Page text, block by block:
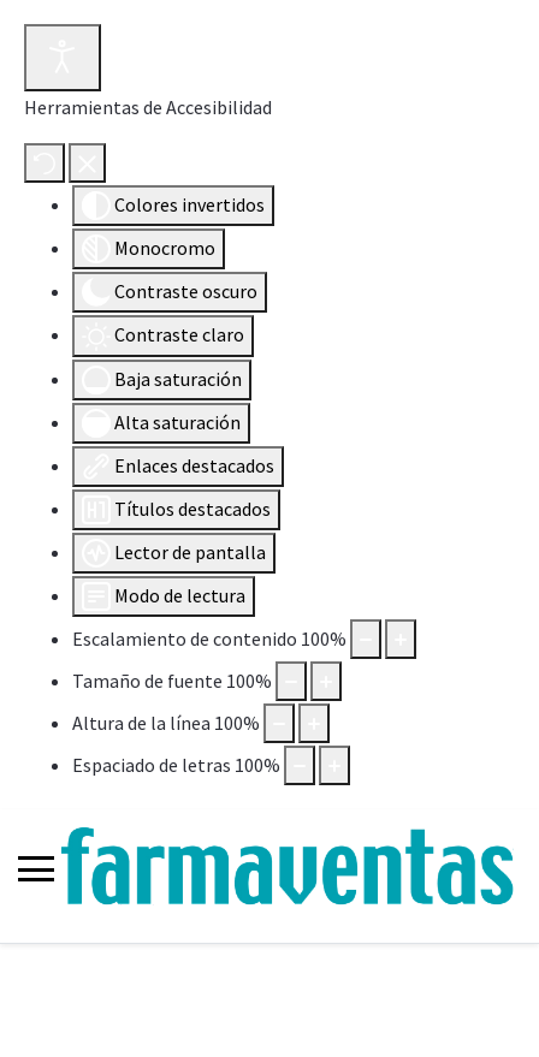
Herramientas de Accesibilidad
Colores invertidos
Monocromo
Contraste oscuro
Contraste claro
Baja saturación
Alta saturación
Enlaces destacados
Títulos destacados
Lector de pantalla
Modo de lectura
Escalamiento de contenido 100%
Tamaño de fuente 100%
Altura de la línea 100%
Espaciado de letras 100%